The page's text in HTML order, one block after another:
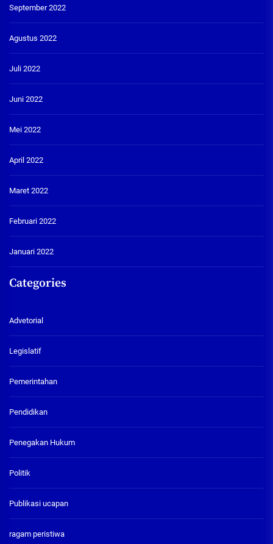
September 2022
Agustus 2022
Juli 2022
Juni 2022
Mei 2022
April 2022
Maret 2022
Februari 2022
Januari 2022
Categories
Advetorial
Legislatif
Pemerintahan
Pendidikan
Penegakan Hukum
Politik
Publikasi ucapan
ragam peristiwa